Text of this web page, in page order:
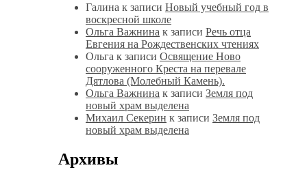
Галина к записи Новый учебный год в
воскресной школе
Ольга Важнина к записи Речь отца
Евгения на Рождественских чтениях
Ольга к записи Освящение Ново
сооруженного Креста на перевале
Дятлова (Молебный Камень).
Ольга Важнина к записи Земля под
новый храм выделена
Михаил Секерин к записи Земля под
новый храм выделена
Архивы